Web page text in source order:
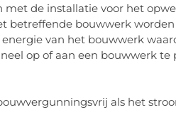
de installatie voor het
betreffende bouwwerk
van het bouwwerk
op of aan een bouwwerk te
als het